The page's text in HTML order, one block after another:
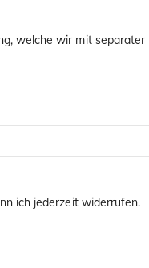
welche wir mit separater
ich jederzeit widerrufen.